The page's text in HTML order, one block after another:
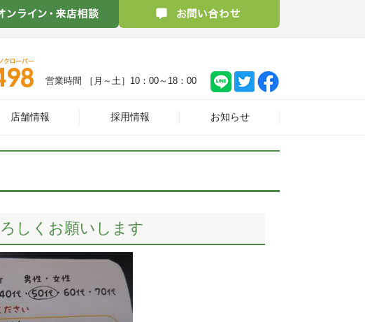
営業時間 ［月～土］ 10：00～18：00
店舗情報 採用情報 お知らせ
しくお願いします